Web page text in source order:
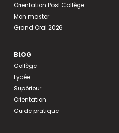
Orientation Post Collège
Mon master
Grand Oral 2026
BLOG
Collège
Lycée
Supérieur
Orientation
Guide pratique